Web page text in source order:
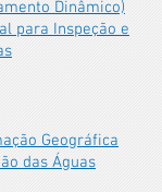
Dinâmico)
para Inspeção e
Geográfica
das Águas